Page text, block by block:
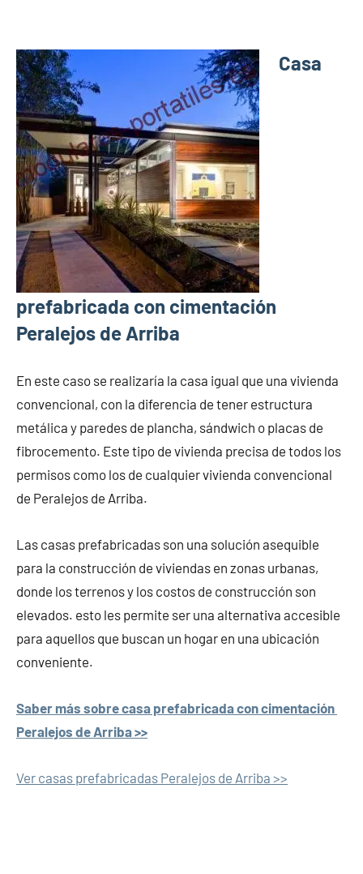
Casa
prefabricada con cimentación
Peralejos de Arriba
En este caso se realizaría la casa igual que una vivienda
convencional, con la diferencia de tener estructura
metálica y paredes de plancha, sándwich o placas de
fibrocemento. Este tipo de vivienda precisa de todos los
permisos como los de cualquier vivienda convencional
de Peralejos de Arriba.
Las casas prefabricadas son una solución asequible
para la construcción de viviendas en zonas urbanas,
donde los terrenos y los costos de construcción son
elevados. esto les permite ser una alternativa accesible
para aquellos que buscan un hogar en una ubicación
conveniente.
Saber más sobre casa prefabricada con cimentación
Peralejos de Arriba >>
Ver casas prefabricadas Peralejos de Arriba >>